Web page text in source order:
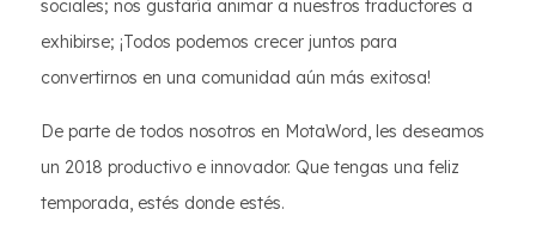
sociales; nos gustaría animar a nuestros traductores a
exhibirse; ¡Todos podemos crecer juntos para
convertirnos en una comunidad aún más exitosa!
De parte de todos nosotros en MotaWord, les deseamos
un 2018 productivo e innovador. Que tengas una feliz
temporada, estés donde estés.